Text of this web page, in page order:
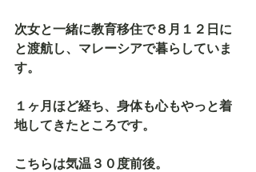
次女と一緒に教育移住で８月１２日に
と渡航し、マレーシアで暮らしていま
す。
１ヶ月ほど経ち、身体も心もやっと着
地してきたところです。
こちらは気温３０度前後。